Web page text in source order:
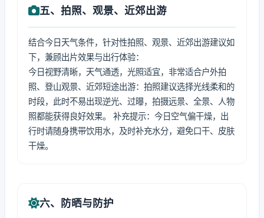
五、拍照、观景、近郊出游
结合今日天气条件，针对性拍照、观景、近郊出游建议如
下，兼顾出片效果与出行体验：
今日视野清晰，天气通透，光照适宜，非常适合户外拍
照、登山观景、近郊短途出游：拍照建议选择光线柔和的
时段，此时不易出现逆光、过曝，拍摄远景、全景、人物
照都能获得良好效果。 补充提示：今日空气偏干燥，出
行时请随身携带饮用水，及时补充水分，避免口干、皮肤
干燥。
六、防晒与防护